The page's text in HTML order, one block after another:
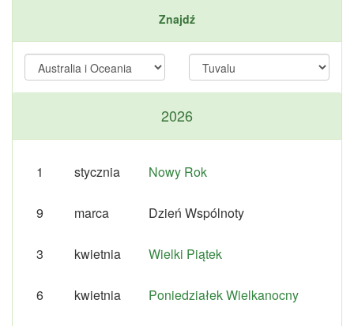
Znajdź
2026
1 stycznia Nowy Rok
9 marca Dzień Wspólnoty
3 kwietnia Wielki Piątek
6 kwietnia Poniedziałek Wielkanocny